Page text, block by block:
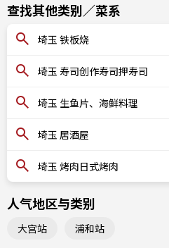
查找其他类别／菜系
埼玉 铁板烧
埼玉 寿司创作寿司押寿司
埼玉 生鱼片、海鲜料理
埼玉 居酒屋
埼玉 烤肉日式烤肉
人气地区与类别
大宫站 浦和站